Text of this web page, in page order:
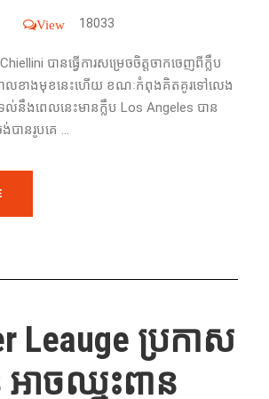
View 18033
បាន​ធ្វើ​ការ​សម្រេច​ចិត្ត​ចាកចេញ​ពី​ក្លឹប​
ាល​ខាង​មុខ​នេះ​ហើយ​ ខណៈ​កំពុង​គិត​គូរ​ទៅ​លេង​
នឹង​ពេល​នេះ​មាន​ក្លឹប​ Los Angeles បាន​
ាន​រូប​គេ​ ...
Leauge ប្រកាស​
អាច​ឈ្នះ​ពាន​